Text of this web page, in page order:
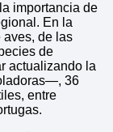
importancia de
En la
aves, de las
de
actualizando la
36
entre